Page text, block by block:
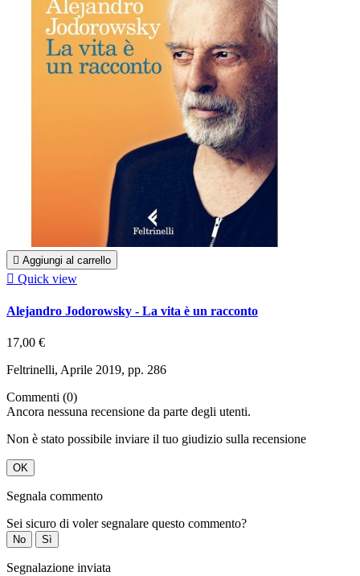
 Aggiungi al carrello
 Quick view
Alejandro Jodorowsky - La vita è un racconto
17,00 €
Feltrinelli, Aprile 2019, pp. 286
Commenti (0)
Ancora nessuna recensione da parte degli utenti.
Non è stato possibile inviare il tuo giudizio sulla recensione
OK
Segnala commento
Sei sicuro di voler segnalare questo commento?
No Sì
Segnalazione inviata